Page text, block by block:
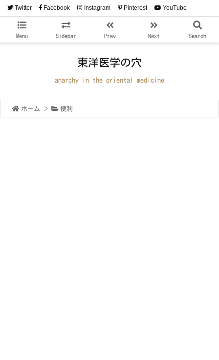
Menu Sidebar Prev Next Search
Twitter Facebook Instagram Pinterest YouTube
RSS
東洋医学の穴
anarchy in the oriental medicine
ホーム > 便利